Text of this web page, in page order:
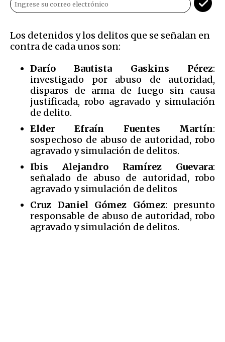
Los detenidos y los delitos que se señalan en
contra de cada unos son:
Darío Bautista Gaskins Pérez:
investigado por abuso de autoridad,
disparos de arma de fuego sin causa
justificada, robo agravado y simulación
de delito.
Elder Efraín Fuentes Martín:
sospechoso de abuso de autoridad, robo
agravado y simulación de delitos.
Ibis Alejandro Ramírez Guevara:
señalado de abuso de autoridad, robo
agravado y simulación de delitos
Cruz Daniel Gómez Gómez: presunto
responsable de abuso de autoridad, robo
agravado y simulación de delitos.